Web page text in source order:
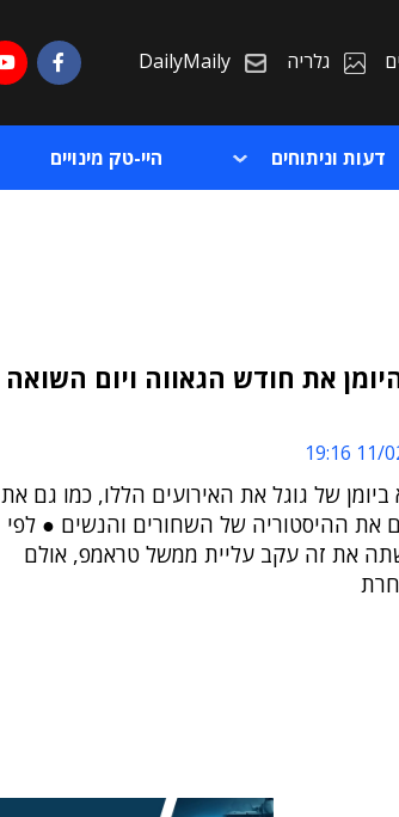
גלריה DailyMaily
דעות וניתוחים היי-טק מינויים
את חודש הגאווה ויום השואה
11/02/
ביומן של גוגל את האירועים הללו, כמו גם את
את ההיסטוריה של השחורים והנשים ● לפי
את זה עקב עליית ממשל טראמפ, אולם